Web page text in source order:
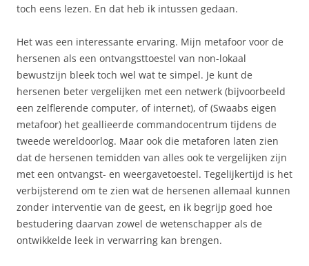
toch eens lezen. En dat heb ik intussen gedaan.
Het was een interessante ervaring. Mijn metafoor voor de
hersenen als een ontvangsttoestel van non-lokaal
bewustzijn bleek toch wel wat te simpel. Je kunt de
hersenen beter vergelijken met een netwerk (bijvoorbeeld
een zelflerende computer, of internet), of (Swaabs eigen
metafoor) het geallieerde commandocentrum tijdens de
tweede wereldoorlog. Maar ook die metaforen laten zien
dat de hersenen temidden van alles ook te vergelijken zijn
met een ontvangst- en weergavetoestel. Tegelijkertijd is het
verbijsterend om te zien wat de hersenen allemaal kunnen
zonder interventie van de geest, en ik begrijp goed hoe
bestudering daarvan zowel de wetenschapper als de
ontwikkelde leek in verwarring kan brengen.